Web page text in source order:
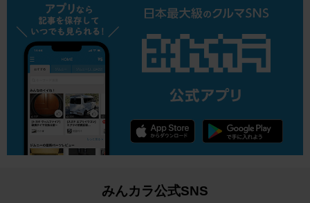
みんカラ公式SNS